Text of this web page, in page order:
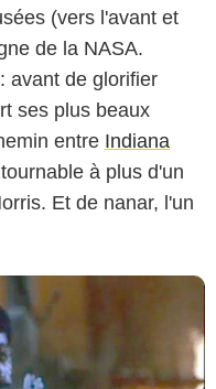
(vers l'avant et
de la NASA.
avant de glorifier
ses plus beaux
entre Indiana
à plus d'un
Et de nanar, l'un